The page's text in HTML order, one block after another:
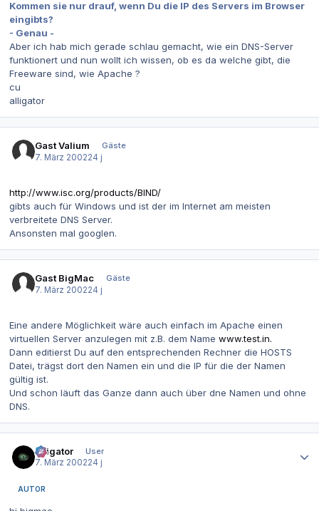
Kommen sie nur drauf, wenn Du die IP des Servers im Browser
eingibts?
- Genau -
Aber ich hab mich gerade schlau gemacht, wie ein DNS-Server
funktionert und nun wollt ich wissen, ob es da welche gibt, die
Freeware sind, wie Apache ?
cu
alligator
Gast Valium
Gäste
7. März 200224 j
http://www.isc.org/products/BIND/
gibts auch für Windows und ist der im Internet am meisten
verbreitete DNS Server.
Ansonsten mal googlen.
Gast BigMac
Gäste
7. März 200224 j
Eine andere Möglichkeit wäre auch einfach im Apache einen
virtuellen Server anzulegen mit z.B. dem Name www.test.in.
Dann editierst Du auf den entsprechenden Rechner die HOSTS
Datei, trägst dort den Namen ein und die IP für die der Namen
gültig ist.
Und schon läuft das Ganze dann auch über dne Namen und ohne
DNS.
alligator
User
7. März 200224 j
AUTOR